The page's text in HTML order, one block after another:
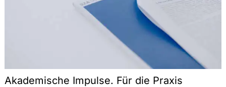
Akademische Impulse. Für die Praxis